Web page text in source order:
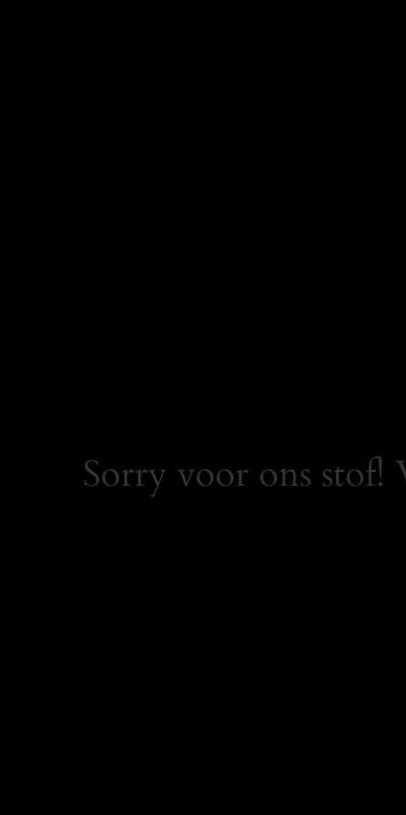
Sorry voor ons stof!